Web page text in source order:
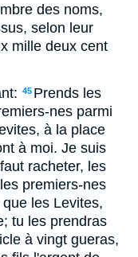
des noms,
selon leur
mille deux cent
45 Prends les
nes parmi
à la place
à moi. Je suis
racheter, les
premiers-nes
les Levites,
tu les prendras
à vingt gueras,